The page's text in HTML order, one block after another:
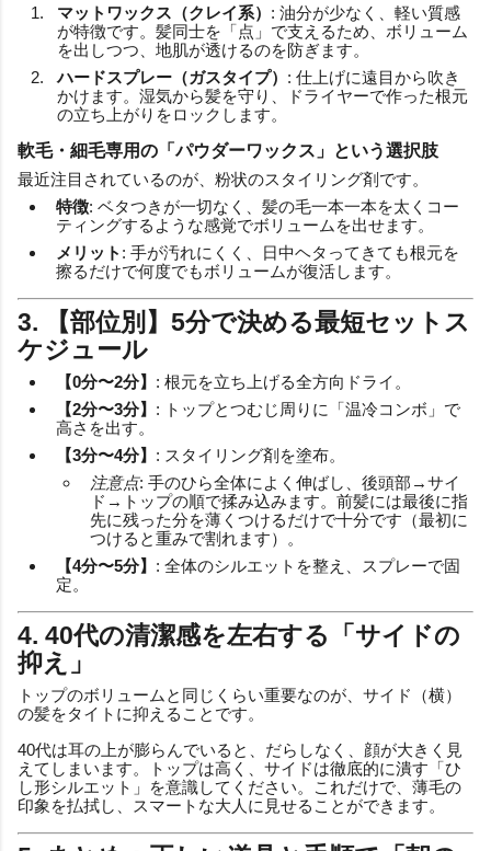
マットワックス（クレイ系） : 油分が少なく、軽い質感
が特徴です。髪同士を「点」で支えるため、ボリューム
を出しつつ、地肌が透けるのを防ぎます。
ハードスプレー（ガスタイプ） : 仕上げに遠目から吹き
かけます。湿気から髪を守り、ドライヤーで作った根元
の立ち上がりをロックします。
軟毛・細毛専用の「パウダーワックス」という選択肢
最近注目されているのが、粉状のスタイリング剤です。
特徴: ベタつきが一切なく、髪の毛一本一本を太くコー
ティングするような感覚でボリュームを出せます。
メリット : 手が汚れにくく、日中ヘタってきても根元を
擦るだけで何度でもボリュームが復活します。
3. 【部位別】5分で決める最短セットス
ケジュール
【0分〜2分】 : 根元を立ち上げる全方向ドライ。
【2分〜3分】 : トップとつむじ周りに「温冷コンボ」で
高さを出す。
【3分〜4分】 : スタイリング剤を塗布。
注意点: 手のひら全体によく伸ばし、後頭部→サイ
ド→トップの順で揉み込みます。前髪には最後に指
先に残った分を薄くつけるだけで十分です（最初に
つけると重みで割れます）。
【4分〜5分】 : 全体のシルエットを整え、スプレーで固
定。
4. 40代の清潔感を左右する「サイドの
抑え」
トップのボリュームと同じくらい重要なのが、サイド（横）
の髪をタイトに抑えることです。
40代は耳の上が膨らんでいると、だらしなく、顔が大きく見
えてしまいます。トップは高く、サイドは徹底的に潰す「ひ
し形シルエット」を意識してください。これだけで、薄毛の
印象を払拭し、スマートな大人に見せることができます。